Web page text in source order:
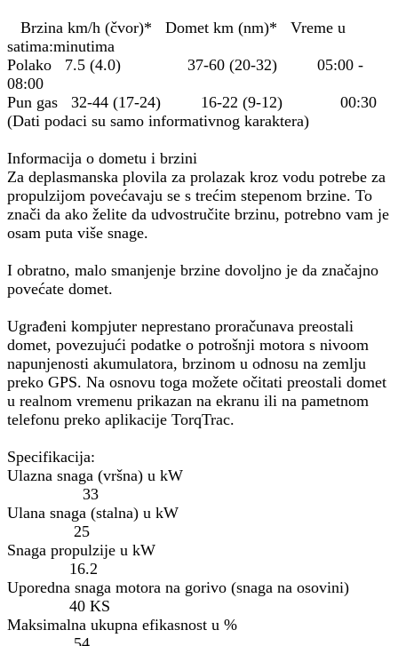
Brzina km/h (čvor)* Domet km (nm)* Vreme u
satima:minutima
Polako 7.5 (4.0) 37-60 (20-32) 05:00 -
08:00
Pun gas 32-44 (17-24) 16-22 (9-12) 00:30
(Dati podaci su samo informativnog karaktera)
Informacija o dometu i brzini
Za deplasmanska plovila za prolazak kroz vodu potrebe za
propulzijom povećavaju se s trećim stepenom brzine. To
znači da ako želite da udvostručite brzinu, potrebno vam je
osam puta više snage.
I obratno, malo smanjenje brzine dovoljno je da značajno
povećate domet.
Ugrađeni kompjuter neprestano proračunava preostali
domet, povezujući podatke o potrošnji motora s nivoom
napunjenosti akumulatora, brzinom u odnosu na zemlju
preko GPS. Na osnovu toga možete očitati preostali domet
u realnom vremenu prikazan na ekranu ili na pametnom
telefonu preko aplikacije TorqTrac.
Specifikacija:
Ulazna snaga (vršna) u kW
33
Ulana snaga (stalna) u kW
25
Snaga propulzije u kW
16.2
Uporedna snaga motora na gorivo (snaga na osovini)
40 KS
Maksimalna ukupna efikasnost u %